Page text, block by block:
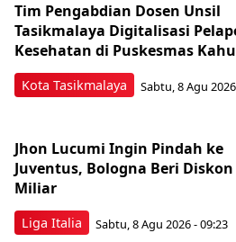
Kota Tasikmalaya
Tim Pengabdian Dosen Unsil
Tasikmalaya Digitalisasi
Kesehatan di Puskesmas
Sabtu, 8 Agu
Liga Italia
Jhon Lucumi Ingin Pindah ke
Juventus, Bologna Beri Diskon
Miliar
Sabtu, 8 Agu 2026 - 09:23